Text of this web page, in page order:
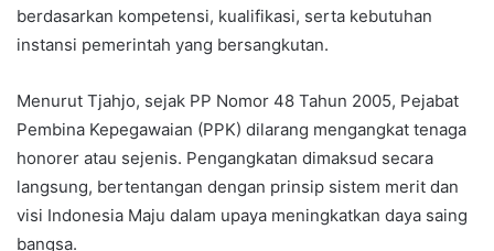
berdasarkan kompetensi, kualifikasi, serta kebutuhan
instansi pemerintah yang bersangkutan.
Menurut Tjahjo, sejak PP Nomor 48 Tahun 2005, Pejabat
Pembina Kepegawaian (PPK) dilarang mengangkat tenaga
honorer atau sejenis. Pengangkatan dimaksud secara
langsung, bertentangan dengan prinsip sistem merit dan
visi Indonesia Maju dalam upaya meningkatkan daya saing
bangsa.